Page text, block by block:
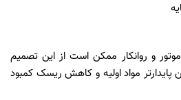
و روانکار ممکن است از این تصمیم
پایدارتر مواد اولیه و کاهش ریسک کمبود